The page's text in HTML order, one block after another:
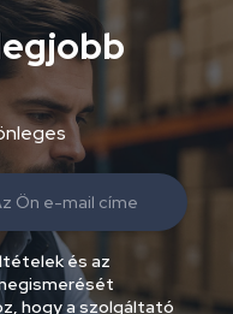
és az
hogy a szolgáltató